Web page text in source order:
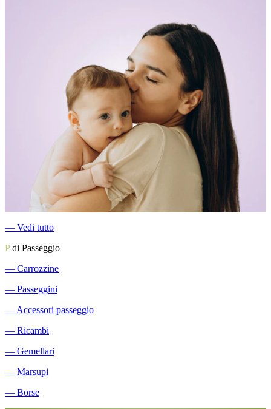
― Vedi tutto
Pdi Passeggio
― Carrozzine
― Passeggini
― Accessori passeggio
― Ricambi
― Gemellari
― Marsupi
― Borse